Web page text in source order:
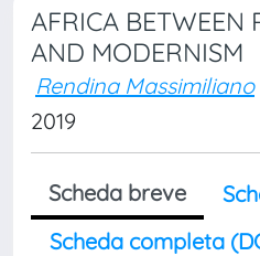
AFRICA BETWEEN
AND MODERNISM
Rendina Massimiliano
2019
Scheda breve
Scheda completa